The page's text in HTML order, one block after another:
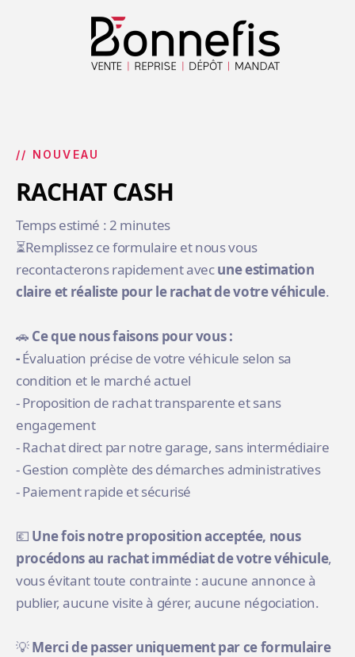
// NOUVEAU
RACHAT CASH
Temps estimé : 2 minutes
⏳Remplissez ce formulaire et nous vous
recontacterons rapidement avecune estimation
claire et réaliste pour le rachat de votre véhicule.
🚗 Ce que nous faisons pour vous :
-Évaluation précise de votre véhicule selon sa
condition et le marché actuel
- Proposition de rachat transparente et sans
engagement
- Rachat direct par notre garage, sans intermédiaire
- Gestion complète des démarches administratives
- Paiement rapide et sécurisé
💶 Une fois notre proposition acceptée, nous
procédons au rachat immédiat de votre véhicule,
vous évitant toute contrainte : aucune annonce à
publier, aucune visite à gérer, aucune négociation.
💡Merci de passer uniquement par ce formulaire